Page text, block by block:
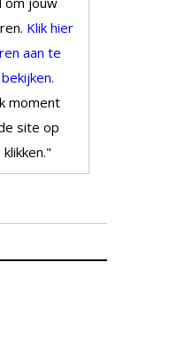
Klik hier
aan te
moment
site op